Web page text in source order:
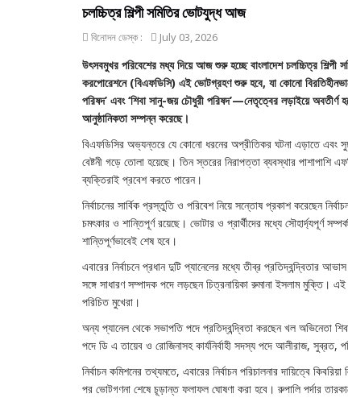
চলচ্চিত্র শিল্পী সমিতির ভোটযুদ্ধ আজ
বিনোদন ডেস্ক : July 03, 2026
উৎসবমুখর পরিবেশের মধ্য দিয়ে আজ শুরু হচ্ছে বাংলাদেশ চলচ্চিত্র শিল্পী
করপোরেশনে (বিএফডিসি) এই ভোটগ্রহণ শুরু হবে, যা কোনো
পরিষদ’ এবং ‘শিবা সানু-জয় চৌধুরী পরিষদ’—নেতৃত্বের লড়াইয়ে
আনুষ্ঠানিকতা সম্পন্ন করেছে।
বিএফডিসির অভ্যন্তরে যে কোনো ধরনের অপ্রীতিকর ঘটনা এড়াতে এবং সুষ্ঠু
বেষ্টনী গড়ে তোলা হয়েছে। তিন স্তরের নিরাপত্তা ব্যবস্থার পাশাপাশি
ব্যক্তিরাই প্রবেশ করতে পারেন।
নির্বাচনের সার্বিক প্রস্তুতি ও পরিবেশ নিয়ে সন্তোষ প্রকাশ করেছেন
চমৎকার ও শান্তিপূর্ণ রয়েছে। ভোটার ও প্রার্থীদের মধ্যে
শান্তিপূর্ণভাবেই শেষ হবে।
এবারের নির্বাচনে প্রধান দুটি প্যানেলের মধ্যে তীব্র
সঙ্গে সাধারণ সম্পাদক পদে লড়ছেন চিত্রনায়িকা রুমানা ইসলাম
পরিচিত মুখেরা।
অন্য প্যানেল থেকে সভাপতি পদে প্রতিদ্বন্দ্বিতা করছেন খল অভিনেতা
পদে ডি এ তায়েব ও রোজিনাসহ কার্যনির্বাহী সদস্য পদে আলীরাজ, সুব্রত,
নির্বাচন কমিশনের তথ্যমতে, এবারের নির্বাচন পরিচালনার দায়িত্বে
পর ভোটগণনা শেষে চূড়ান্ত ফলাফল ঘোষণা করা হবে। রুপালি পর্দার